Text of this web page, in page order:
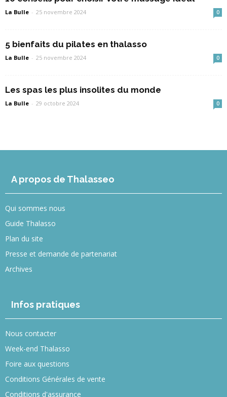
La Bulle - 25 novembre 2024 0
5 bienfaits du pilates en thalasso
La Bulle - 25 novembre 2024 0
Les spas les plus insolites du monde
La Bulle - 29 octobre 2024 0
A propos de Thalasseo
Qui sommes nous
Guide Thalasso
Plan du site
Presse et demande de partenariat
Archives
Infos pratiques
Nous contacter
Week-end Thalasso
Foire aux questions
Conditions Générales de vente
Conditions d'assurance